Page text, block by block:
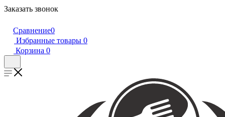
Заказать звонок
Сравнение0
Избранные товары 0
Корзина 0